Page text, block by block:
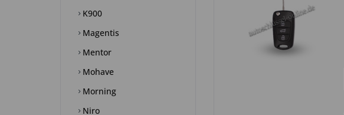
K900
Magentis
Mentor
Mohave
Morning
Niro